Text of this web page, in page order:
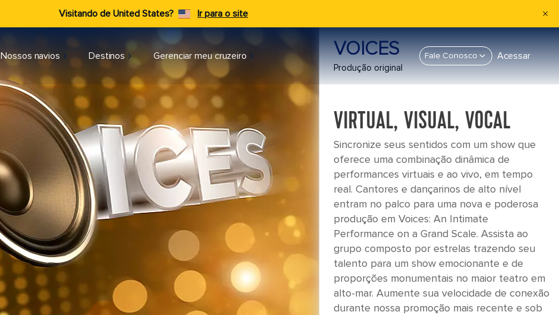
Visitando de United States? Ir para o site
Nossos navios Destinos Gerenciar meu cruzeiro Fale Conosco Acessar
VOICES
Produção original
VIRTUAL, VISUAL, VOCAL
Sincronize seus sentidos com um show que
oferece uma combinação dinâmica de
performances virtuais e ao vivo, em tempo
real. Cantores e dançarinos de alto nível
entram no palco para uma nova e poderosa
produção em Voices: An Intimate
Performance on a Grand Scale. Assista ao
grupo composto por estrelas trazendo seu
talento para um show emocionante e de
proporções monumentais no maior teatro em
alto-mar. Aumente sua velocidade de conexão
durante nossa promoção mais recente e sob